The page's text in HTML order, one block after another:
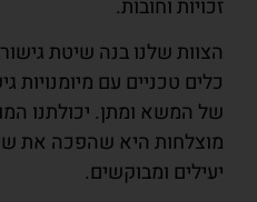
זכויות וחובות.
הצוות שלנו בנה שיטת
כלים טכניים עם מיומנויות
של המשא ומתן. יכולתנו
מוצלחות היא שהפכה את
יעילים ומבוקשים.